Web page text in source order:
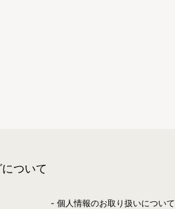
ついて
個人情報のお取り扱いについて